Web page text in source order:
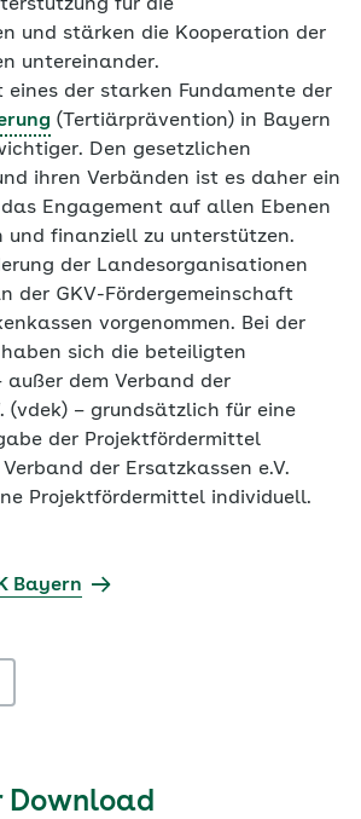
für die
und stärken die Kooperation der
untereinander.
eines der starken Fundamente der
(Tertiärprävention) in Bayern
Den gesetzlichen
ihren Verbänden ist es daher ein
Engagement auf allen Ebenen
und finanziell zu unterstützen.
der Landesorganisationen
der GKV-Fördergemeinschaft
vorgenommen. Bei der
sich die beteiligten
außer dem Verband der
(vdek) – grundsätzlich für eine
der Projektfördermittel
der Ersatzkassen e.V.
Projektfördermittel individuell.
Bayern
Download